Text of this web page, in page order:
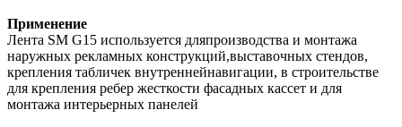
Применение
Лента SM G15 используется дляпроизводства и монтажа
наружных рекламных конструкций,выставочных стендов,
крепления табличек внутреннейнавигации, в строительстве
для крепления ребер жесткости фасадных кассет и для
монтажа интерьерных панелей